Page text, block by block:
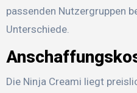
passenden Nutzergruppen
Unterschiede.
Die Ninja Creami liegt